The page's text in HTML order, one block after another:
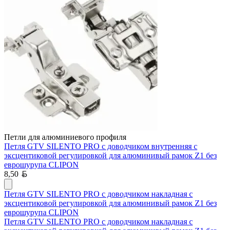
Петли для алюминиевого профиля
Петля GTV SILENTO PRO с доводчиком внутренняя с
эксцентиковой регулировкой для алюминивый рамок Z1 без
еврошурупа CLIPON
8,50
Петля GTV SILENTO PRO с доводчиком накладная с
эксцентиковой регулировкой для алюминивый рамок Z1 без
еврошурупа CLIPON
Петля GTV SILENTO PRO с доводчиком накладная с